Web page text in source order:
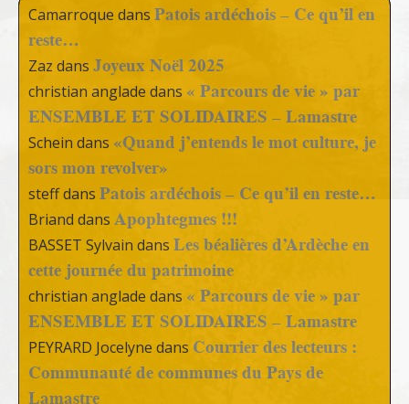
Camarroque dans Patois ardéchois – Ce qu’il en
reste…
Zaz dans Joyeux Noël 2025
christian anglade dans « Parcours de vie » par
ENSEMBLE ET SOLIDAIRES – Lamastre
Schein dans «Quand j’entends le mot culture, je
sors mon revolver»
steffdans Patois ardéchois – Ce qu’il en reste…
Briand dans Apophtegmes !!!
BASSET Sylvain dans Les béalières d’Ardèche en
cette journée du patrimoine
christian anglade dans « Parcours de vie » par
ENSEMBLE ET SOLIDAIRES – Lamastre
PEYRARD Jocelyne dans Courrier des lecteurs :
Communauté de communes du Pays de
Lamastre